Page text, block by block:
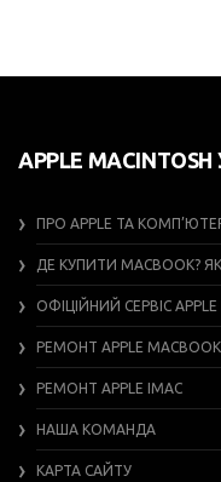
APPLE
ПРО APPLE ТА
ДЕ КУПИТИ MACBOOK?
ОФІЦІЙНИЙ СЕРВІС APPLE
РЕМОНТ APPLE MACBOOK
РЕМОНТ APPLE IMAC
НАША КОМАНДА
КАРТА САЙТУ